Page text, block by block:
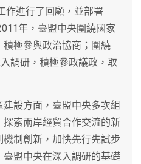
作進行了回顧，並部署
年，臺盟中央圍繞國家
極參與政治協商；圍繞
調研，積極參政議政，取
設方面，臺盟中央多次組
索兩岸經貿合作交流的新
制創新，加快先行先試步
盟中央在深入調研的基礎